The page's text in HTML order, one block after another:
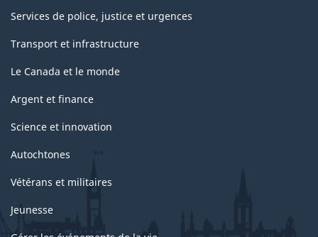
Services de police, justice et urgences
Transport et infrastructure
Le Canada et le monde
Argent et finance
Science et innovation
Autochtones
Vétérans et militaires
Jeunesse